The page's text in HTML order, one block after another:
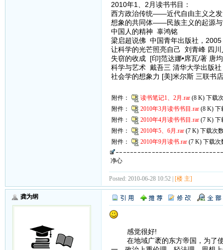
2010年1、2月读书书目：
西方政治传统——近代自由主义之
想象的共同体——民族主义的起源与
中国人的精神 辜鸿铭
梁启超说佛 中国青年出版社，2005
让科学的光芒照亮自己 刘青峰 四
失窃的收成 [印]范达娜•席瓦/著 唐
科学与艺术 戴吾三 清华大学出版
社会学的想象力 [美]米尔斯 三联
附件： 读书笔记1、2月.rar(8 K) 下载
附件：
2010年3月读书书目.rar(8 K) 下
附件：
2010年4月读书书目.rar(7 K) 下
附件：
2010年5、6月.rar(7 K) 下载次
附件：
2010年9月读书.rar(7 K) 下载次
净心
Posted: 2010-06-28 10:52 | [楼 主]
龚为纲
感觉很好!
在地域广袤的东方帝国，为了使